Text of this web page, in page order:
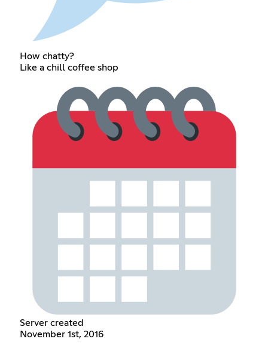
How chatty?
Like a chill coffee shop
Server created
November 1st, 2016